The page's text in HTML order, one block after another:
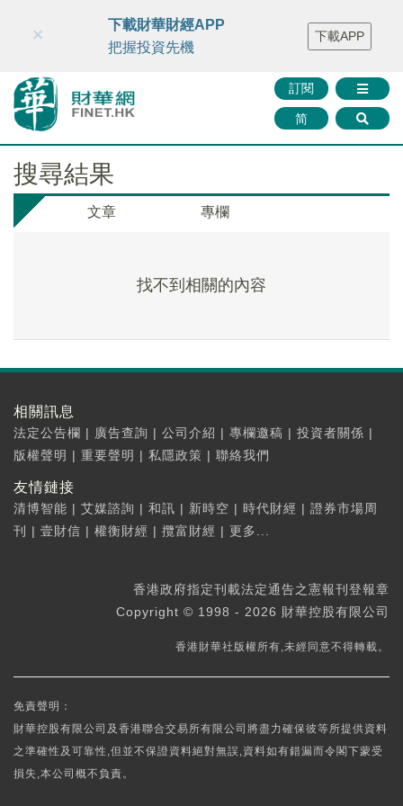
財華智庫網 FINTV FINMETA 財華證券 媒體矩陣
智庫沙龍
聯絡我們
訂閱
简
×
下載財華財經APP
把握投資先機
下載APP
搜尋結果
文章 專欄
找不到相關的內容
相關訊息
法定公告欄 | 廣告查詢 | 公司介紹 | 專欄邀稿 | 投資者關係 |
版權聲明 | 重要聲明 | 私隱政策 | 聯絡我們
友情鏈接
清博智能 | 艾媒諮詢 | 和訊 | 新時空 | 時代財經 | 證券市場周
刊
| 壹財信 | 權衡財經 | 攬富財經 | 更多...
香港政府指定刊載法定通告之憲報刊登報章
Copyright © 1998 - 2026 財華控股有限公司
香港財華社版權所有,未經同意不得轉載。
免責聲明：
財華控股有限公司及香港聯合交易所有限公司將盡力確保彼等所提供資料
之準確性及可靠性,但並不保證資料絕對無誤,資料如有錯漏而令閣下蒙受
損失,本公司概不負責。